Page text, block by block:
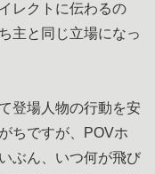
レクトに伝わるの
主と同じ立場になっ
登場人物の行動を安
ちですが、POVホ
ぶん、いつ何が飛び